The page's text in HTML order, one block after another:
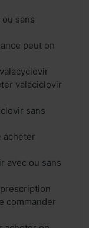
sans
peut on
valaciclovir
sans
acheter
avec ou sans
commander